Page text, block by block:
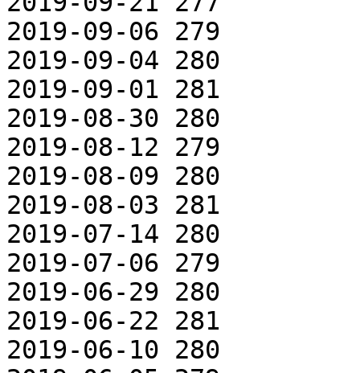
2019-09-06 279
2019-09-04 280
2019-09-01 281
2019-08-30 280
2019-08-12 279
2019-08-09 280
2019-08-03 281
2019-07-14 280
2019-07-06 279
2019-06-29 280
2019-06-22 281
2019-06-10 280